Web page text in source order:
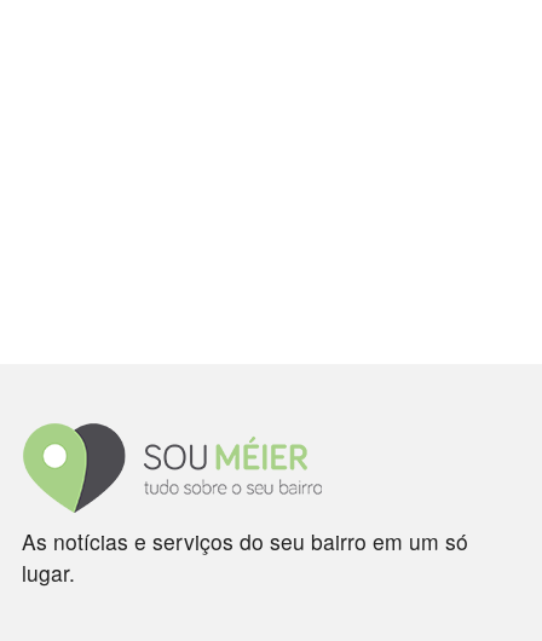
As notícias e serviços do seu bairro em um só
lugar.